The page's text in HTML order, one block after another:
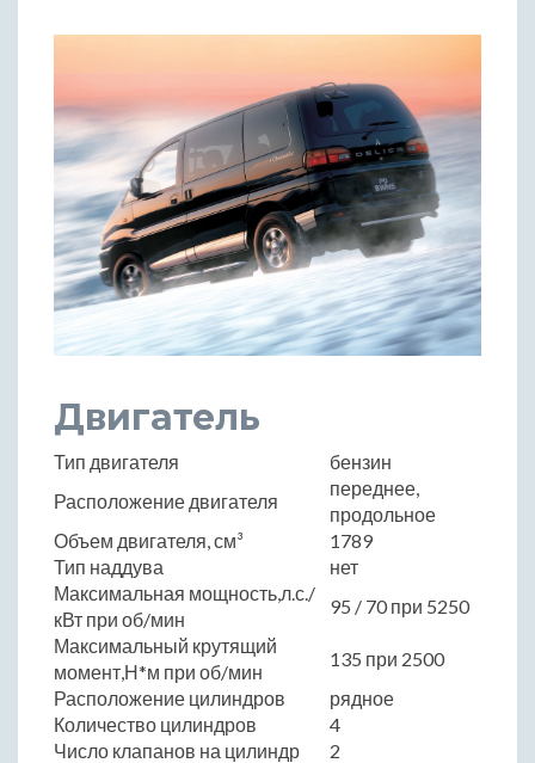
Двигатель
Тип двигателя
бензин
Расположение двигателя
переднее,
продольное
Объем двигателя, см³
1789
Тип наддува
нет
Максимальная мощность,л.с./
кВт при об/мин
95 / 70 при 5250
Максимальный крутящий
момент,Н*м при об/мин
135 при 2500
Расположение цилиндров
рядное
Количество цилиндров
4
Число клапанов на цилиндр
2